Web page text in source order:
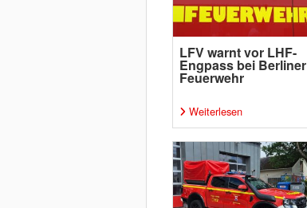
LFV warnt vor LHF-
Engpass bei Berliner
Feuerwehr
Weiterlesen